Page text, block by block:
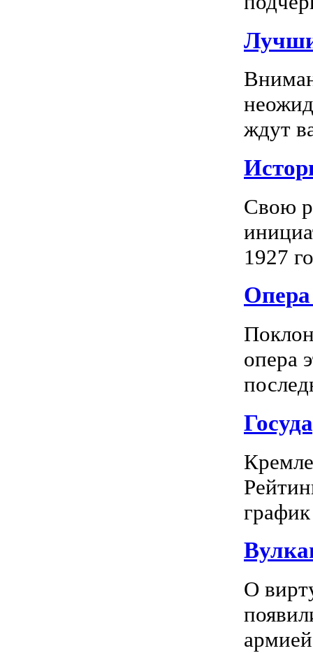
ждут
Свою
1927
Опера
опера
О